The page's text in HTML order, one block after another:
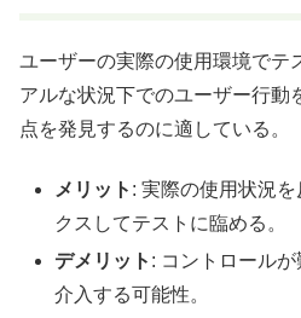
ユーザーの実際の使用環境でテ
アルな状況下でのユーザー行動
点を発見するのに適している。
メリット : 実際の使用状況
クスしてテストに臨める。
デメリット : コントロール
介入する可能性。